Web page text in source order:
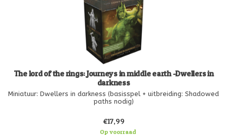
The lord of the rings: Journeys in middle earth -Dwellers in
darkness
Miniatuur: Dwellers in darkness (basisspel + uitbreiding: Shadowed
paths nodig)
€17,99
Op voorraad